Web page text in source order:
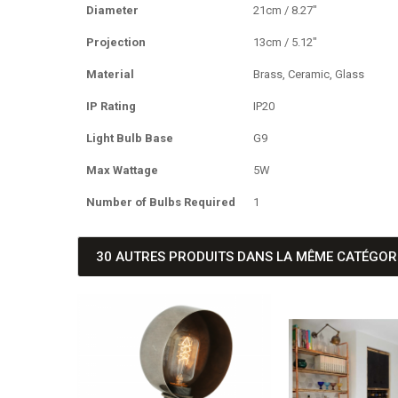
Diameter 21cm / 8.27"
Projection 13cm / 5.12"
Material Brass, Ceramic, Glass
IP Rating IP20
Light Bulb Base G9
Max Wattage 5W
Number of Bulbs Required 1
30 AUTRES PRODUITS DANS LA MÊME